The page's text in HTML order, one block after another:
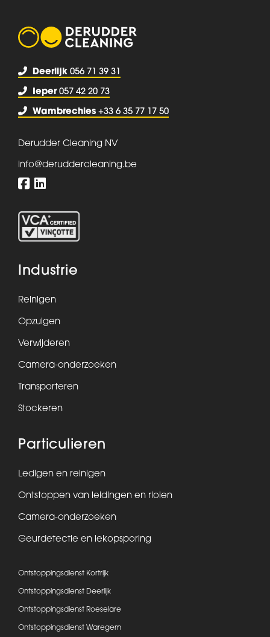
Deerlijk 056 71 39 31
Ieper057 42 20 73
Wambrechies +33 6 35 77 17 50
Derudder Cleaning NV
info@deruddercleaning.be
Industrie
Reinigen
Opzuigen
Verwijderen
Camera-onderzoeken
Transporteren
Stockeren
Particulieren
Ledigen en reinigen
Ontstoppen van leidingen en riolen
Camera-onderzoeken
Geurdetectie en lekopsporing
Ontstoppingsdienst Kortrijk
Ontstoppingsdienst Deerlijk
Ontstoppingsdienst Roeselare
Ontstoppingsdienst Waregem